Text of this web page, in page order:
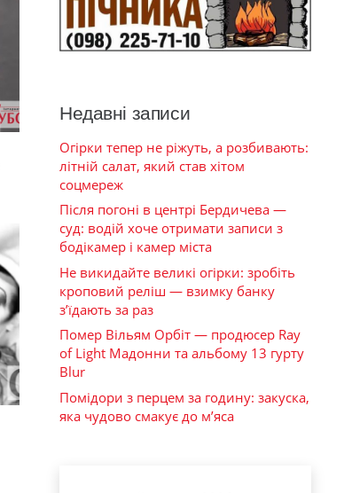
Недавні записи
Огірки тепер не ріжуть, а розбивають:
літній салат, який став хітом
соцмереж
Після погоні в центрі Бердичева —
суд: водій хоче отримати записи з
бодікамер і камер міста
Не викидайте великі огірки: зробіть
кроповий реліш — взимку банку
з’їдають за раз
Помер Вільям Орбіт — продюсер Ray
of Light Мадонни та альбому 13 гурту
Blur
Помідори з перцем за годину: закуска,
яка чудово смакує до м’яса